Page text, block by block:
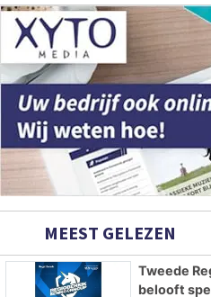
MEEST GELEZEN
Tweede
belooft